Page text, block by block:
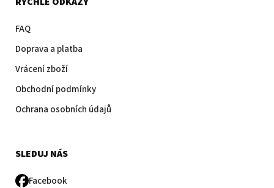
FAQ
Doprava a platba
Vrácení zboží
Obchodní podmínky
Ochrana osobních údajů
SLEDUJ NÁS
Facebook